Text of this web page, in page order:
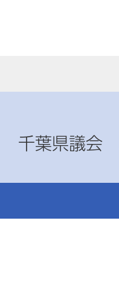
千葉県議会